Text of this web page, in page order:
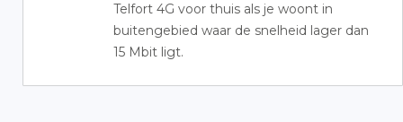
Telfort 4G voor thuis als je woont in
buitengebied waar de snelheid lager dan
15 Mbit ligt.